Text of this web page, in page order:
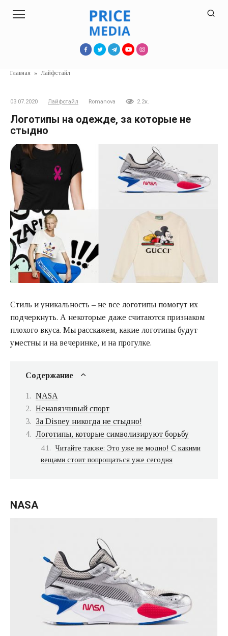
Главная » Лайфстайл
03.07.2020 Лайфстайл Romanova 2.2к.
Логотипы на одежде, за которые не
стыдно
Стиль и уникальность – не все логотипы помогут их
подчеркнуть. А некоторые даже считаются признаком
плохого вкуса. Мы расскажем, какие логотипы будут
уместны и на вечеринке, и на прогулке.
Содержание
NASA
Ненавязчивый спорт
За Disney никогда не стыдно!
Логотипы, которые символизируют борьбу
Читайте также: Это уже не модно! С какими
вещами стоит попрощаться уже сегодня
NASA